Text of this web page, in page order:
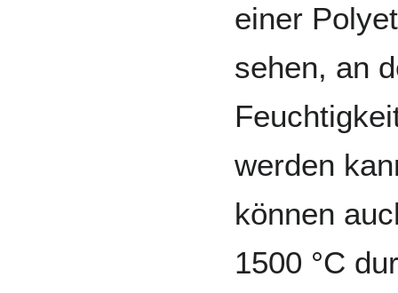
einer
sehen, an
werden
können
1500 °C